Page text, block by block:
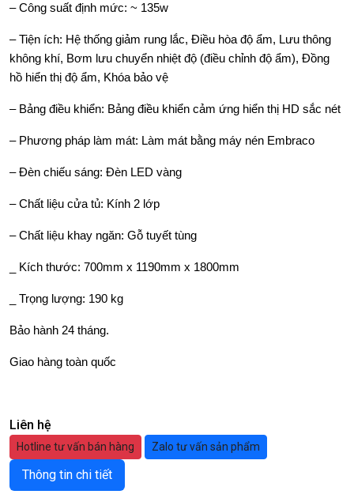
– Công suất định mức: ~ 135w
– Tiện ích: Hệ thống giảm rung lắc, Điều hòa độ ẩm, Lưu thông
không khí, Bơm lưu chuyển nhiệt độ (điều chỉnh độ ẩm), Đồng
hồ hiển thị độ ẩm, Khóa bảo vệ
– Bảng điều khiển: Bảng điều khiển cảm ứng hiển thị HD sắc nét
– Phương pháp làm mát: Làm mát bằng máy nén Embraco
– Đèn chiếu sáng: Đèn LED vàng
– Chất liệu cửa tủ: Kính 2 lớp
– Chất liệu khay ngăn: Gỗ tuyết tùng
_ Kích thước: 700mm x 1190mm x 1800mm
_ Trọng lượng: 190 kg
Bảo hành 24 tháng.
Giao hàng toàn quốc
Liên hệ
Hotline tư vấn bán hàng Zalo tư vấn sản phẩm
Thông tin chi tiết